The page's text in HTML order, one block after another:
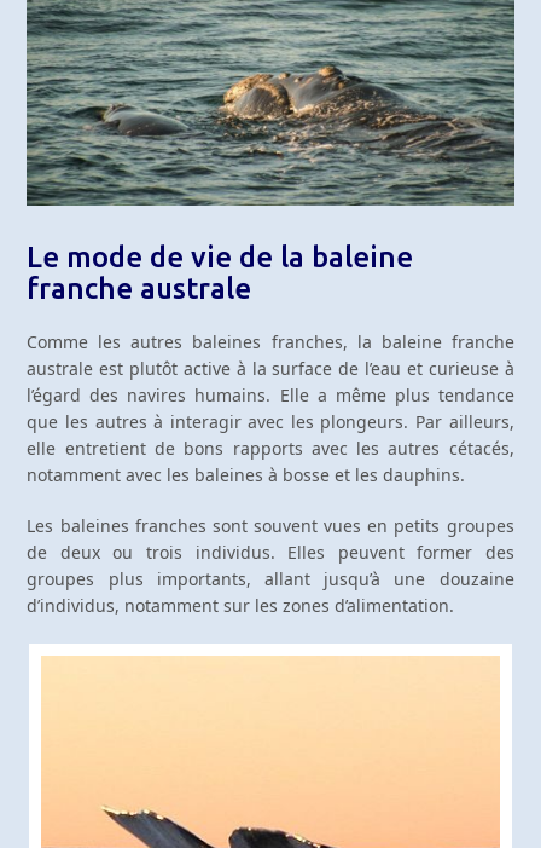
Le mode de vie de la baleine
franche australe
Comme les autres baleines franches, la baleine franche
australe est plutôt active à la surface de l’eau et curieuse à
l’égard des navires humains. Elle a même plus tendance
que les autres à interagir avec les plongeurs. Par ailleurs,
elle entretient de bons rapports avec les autres cétacés,
notamment avec les baleines à bosse et les dauphins.
Les baleines franches sont souvent vues en petits groupes
de deux ou trois individus. Elles peuvent former des
groupes plus importants, allant jusqu’à une douzaine
d’individus, notamment sur les zones d’alimentation.